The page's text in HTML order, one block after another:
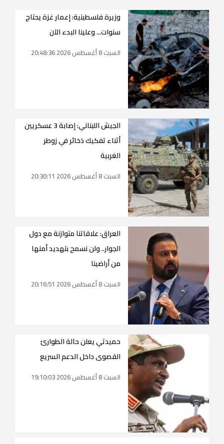
وزيرة فلسطينية: إعمار غزة يحتاج
سنوات... وعلينا البدء الآن
السبت 8 أغسطس 2026 20:48:36
الجيش اللبناني: إصابة 3 عسكريين
أثناء تفكيك ذخائر في زوطر
الغربية
السبت 8 أغسطس 2026 20:30:11
العراق: علاقاتنا متوازنة مع دول
الجوار.. ولن نسمح بتهديد أمنها
من أراضينا
السبت 8 أغسطس 2026 20:16:51
حميدتي يعلن حالة الطوارئ
القصوى داخل الدعم السريع
السبت 8 أغسطس 2026 19:10:03